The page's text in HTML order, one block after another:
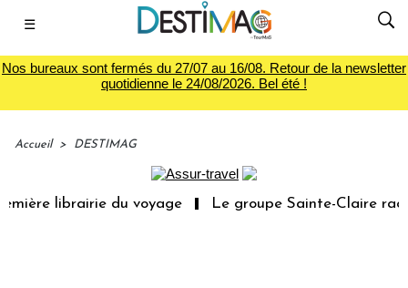
☰
Nos bureaux sont fermés du 27/07 au 16/08. Retour de la newsletter
quotidienne le 24/08/2026. Bel été !
Accueil > DESTIMAG
librairie du voyage Le groupe Sainte-Claire